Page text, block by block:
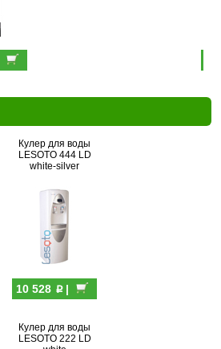
Кулер для воды
LESOTO 444 LD
white-silver
10 528 p|
Кулер для воды
LESOTO 222 LD